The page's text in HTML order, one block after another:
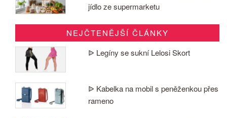
jídlo ze supermarketu
NEJČTENĚJŠÍ ČLÁNKY
ᐉ Legíny se sukní Lelosi Skort
ᐉ Kabelka na mobil s peněženkou přes
rameno